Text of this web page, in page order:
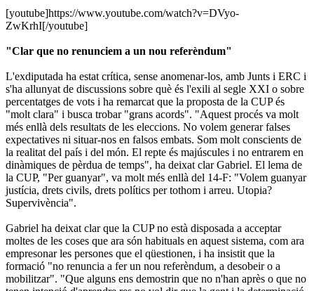
[youtube]https://www.youtube.com/watch?v=DVyo-
ZwKrhI[/youtube]
"Clar que no renunciem a un nou referèndum"
L'exdiputada ha estat crítica, sense anomenar-los, amb Junts i ERC i
s'ha allunyat de discussions sobre què és l'exili al segle XXI o sobre
percentatges de vots i ha remarcat que la proposta de la CUP és
"molt clara" i busca trobar "grans acords". "Aquest procés va molt
més enllà dels resultats de les eleccions. No volem generar falses
expectatives ni situar-nos en falsos embats. Som molt conscients de
la realitat del país i del món. El repte és majúscules i no entrarem en
dinàmiques de pèrdua de temps", ha deixat clar Gabriel. El lema de
la CUP, "Per guanyar", va molt més enllà del 14-F: "Volem guanyar
justícia, drets civils, drets polítics per tothom i arreu. Utopia?
Supervivència".
Gabriel ha deixat clar que la CUP no està disposada a acceptar
moltes de les coses que ara són habituals en aquest sistema, com ara
empresonar les persones que el qüestionen, i ha insistit que la
formació "no renuncia a fer un nou referèndum, a desobeir o a
mobilitzar". "Que alguns ens demostrin que no n'han après o que no